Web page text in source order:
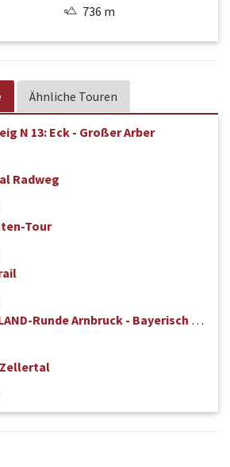
736 m
Ähnliche Touren
N 13: Eck - Großer Arber
Radweg
Tour
Runde Arnbruck - Bayerisch Eisenstein Nr. 50